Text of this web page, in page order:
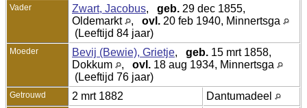
Vader Zwart, Jacobus, geb. 29 dec 1855,
Oldemarkt
, ovl. 20 feb 1940, Minnertsga
(Leeftijd 84 jaar)
Moeder Bevij (Bewie), Grietje, geb. 15 mrt 1858,
Dokkum
, ovl. 18 aug 1934, Minnertsga
(Leeftijd 76 jaar)
Getrouwd 2 mrt 1882 Dantumadeel